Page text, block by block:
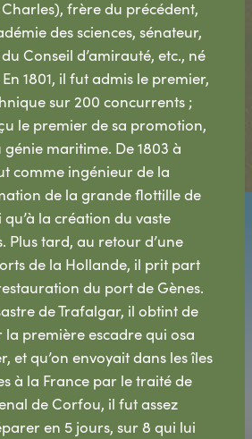
frère du précédent,
des sciences, sénateur,
Conseil d’amirauté, etc., né
1801, il fut admis le premier,
sur 200 concurrents ;
le premier de sa promotion,
maritime. De 1803 à
comme ingénieur de la
de la grande flottille de
la création du vaste
Plus tard, au retour d’une
de la Hollande, il prit part
du port de Gènes.
de Trafalgar, il obtint de
la première escadre qui osa
et qu’on envoyait dans les îles
à la France par le traité de
de Corfou, il fut assez
en 5 jours, sur 8 qui lui